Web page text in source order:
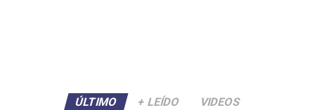
ÚLTIMO + LEÍDO VIDEOS